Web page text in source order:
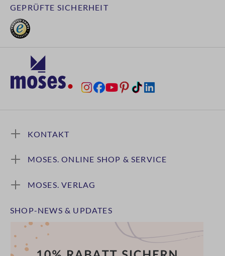
GEPRÜFTE SICHERHEIT
KONTAKT
MOSES. ONLINE SHOP & SERVICE
MOSES. VERLAG
SHOP-NEWS & UPDATES